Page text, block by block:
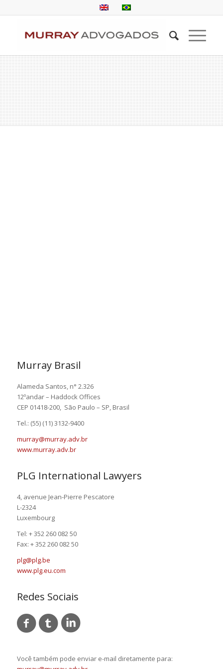
Murray Brasil
Alameda Santos, n° 2.326
12ºandar – Haddock Offices
CEP 01418-200, São Paulo – SP, Brasil
Tel.: (55) (11) 3132-9400
murray@murray.adv.br
www.murray.adv.br
PLG International Lawyers
4, avenue Jean-Pierre Pescatore
L-2324
Luxembourg
Tel: + 352 260 082 50
Fax: + 352 260 082 50
plg@plg.be
www.plg.eu.com
Redes Sociais
Você também pode enviar e-mail diretamente para: